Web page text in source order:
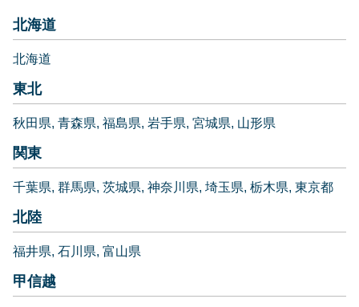
北海道
北海道
東北
秋田県 青森県 福島県 岩手県 宮城県 山形県
関東
千葉県 群馬県 茨城県 神奈川県 埼玉県 栃木県 東京都
北陸
福井県 石川県 富山県
甲信越